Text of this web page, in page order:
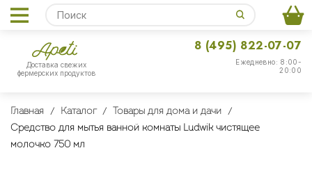
Доставка свежих
фермерских продуктов
Ежедневно: 8:00-
20:00
8 (495) 822-07-07
Главная Каталог
Товары для дома и дачи
Средство для мытья ванной комнаты Ludwik чистящее
молочко 750 мл